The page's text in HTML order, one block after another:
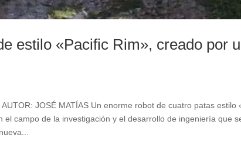
estilo «Pacific Rim», creado por
JOSÉ MATÍAS Un enorme robot de cuatro patas
el campo de la investigación y el desarrollo de ingeniería que